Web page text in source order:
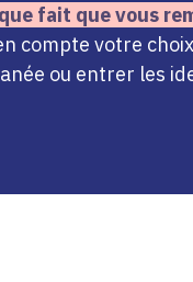
fait que vous
compte votre
ou entrer les